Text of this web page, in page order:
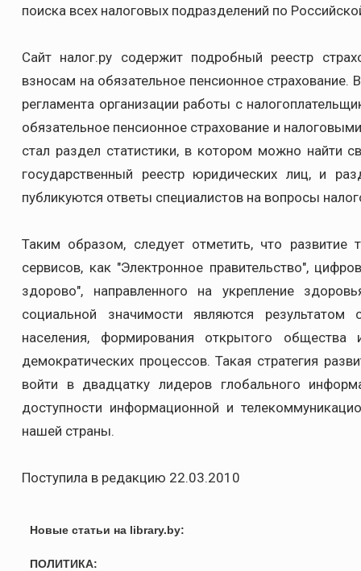
поиска всех налоговых подразделений по
Сайт налог.ру содержит подробный реестр
взносам на обязательное пенсионное страхование.
регламента организации работы с
обязательное пенсионное страхование и
стал раздел статистики, в котором можно найти
государственный реестр юридических лиц, и
публикуются ответы специалистов на вопросы
Таким образом, следует отметить, что развитие
сервисов, как "Электронное правительство",
здорово", направленного на укрепление
социальной значимости являются
населения, формирования открытого
демократических процессов. Такая стратегия
войти в двадцатку лидеров глобального
доступности информационной и
нашей страны.
Поступила в редакцию 22.03.2010
Новые статьи на library.by:
ПОЛИТИКА: